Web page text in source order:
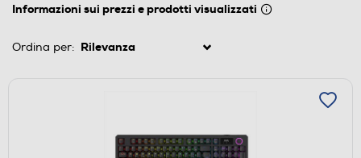
Informazioni sui prezzi e prodotti visualizzati
Ordina per: